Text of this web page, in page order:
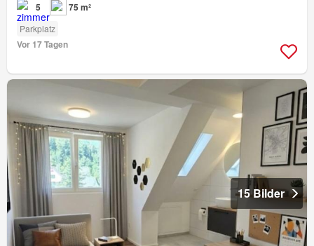
5 75 m²
Parkplatz
Vor 17 Tagen
15 Bilder